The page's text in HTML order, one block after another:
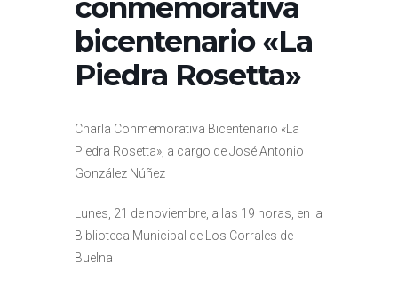
bicentenario «La
Piedra Rosetta»
Charla Conmemorativa Bicentenario «La
Piedra Rosetta», a cargo de José Antonio
González Núñez
Lunes, 21 de noviembre, a las 19 horas, en la
Biblioteca Municipal de Los Corrales de
Buelna